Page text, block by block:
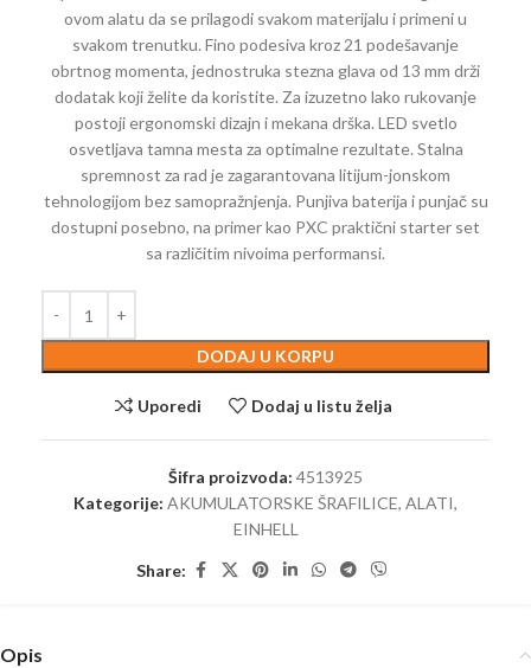
ovom alatu da se prilagodi svakom materijalu i primeni u
svakom trenutku. Fino podesiva kroz 21 podešavanje
obrtnog momenta, jednostruka stezna glava od 13 mm drži
dodatak koji želite da koristite. Za izuzetno lako rukovanje
postoji ergonomski dizajn i mekana drška. LED svetlo
osvetljava tamna mesta za optimalne rezultate. Stalna
spremnost za rad je zagarantovana litijum-jonskom
tehnologijom bez samopražnjenja. Punjiva baterija i punjač su
dostupni posebno, na primer kao PXC praktični starter set
sa različitim nivoima performansi.
DODAJ U KORPU
Uporedi Dodaj u listu želja
Šifra proizvoda: 4513925
Kategorije: AKUMULATORSKE ŠRAFILICE, ALATI,
EINHELL
Share:
Opis